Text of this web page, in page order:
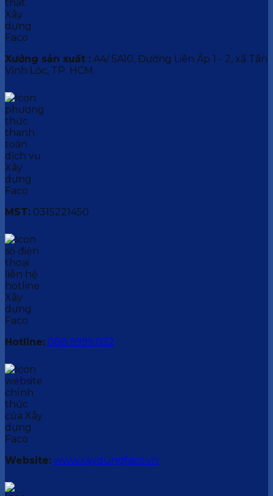
Xưởng sản xuất : A4/ 5A10, Đường Liên Ấp 1 - 2, xã Tân
Vĩnh Lộc, TP. HCM.
MST: 0315221450
Hotline: 088.9999.032
Website: www.xaydungfaco.vn